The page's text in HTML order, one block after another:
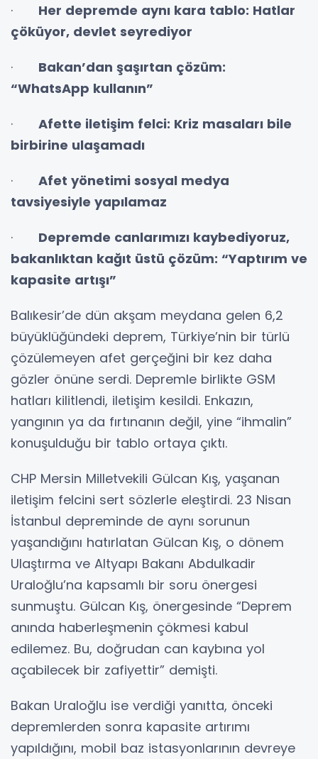
· Her depremde aynı kara tablo: Hatlar
çöküyor, devlet seyrediyor
· Bakan’dan şaşırtan çözüm:
“WhatsApp kullanın”
· Afette iletişim felci: Kriz masaları bile
birbirine ulaşamadı
· Afet yönetimi sosyal medya
tavsiyesiyle yapılamaz
· Depremde canlarımızı kaybediyoruz,
bakanlıktan kağıt üstü çözüm: “Yaptırım ve
kapasite artışı”
Balıkesir’de dün akşam meydana gelen 6,2
büyüklüğündeki deprem, Türkiye’nin bir türlü
çözülemeyen afet gerçeğini bir kez daha
gözler önüne serdi. Depremle birlikte GSM
hatları kilitlendi, iletişim kesildi. Enkazın,
yangının ya da fırtınanın değil, yine “ihmalin”
konuşulduğu bir tablo ortaya çıktı.
CHP Mersin Milletvekili Gülcan Kış, yaşanan
iletişim felcini sert sözlerle eleştirdi. 23 Nisan
İstanbul depreminde de aynı sorunun
yaşandığını hatırlatan Gülcan Kış, o dönem
Ulaştırma ve Altyapı Bakanı Abdulkadir
Uraloğlu’na kapsamlı bir soru önergesi
sunmuştu. Gülcan Kış, önergesinde “Deprem
anında haberleşmenin çökmesi kabul
edilemez. Bu, doğrudan can kaybına yol
açabilecek bir zafiyettir” demişti.
Bakan Uraloğlu ise verdiği yanıtta, önceki
depremlerden sonra kapasite artırımı
yapıldığını, mobil baz istasyonlarının devreye